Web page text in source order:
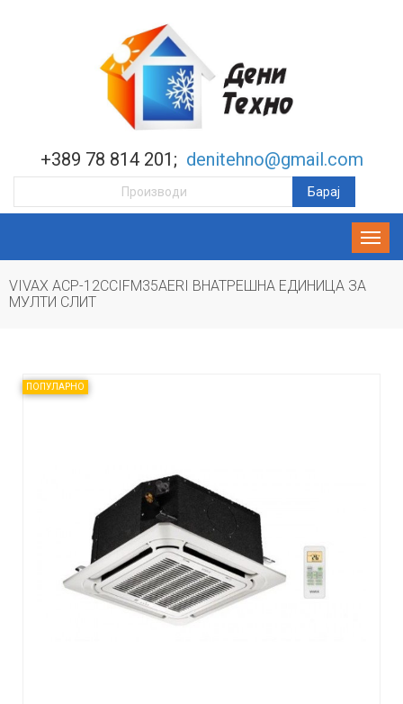
+389 78 814 201; denitehno@gmail.com
VIVAX ACP-12CCIFM35AERI ВНАТРЕШНА ЕДИНИЦА ЗА
МУЛТИ СЛИТ
ПОПУЛАРНО